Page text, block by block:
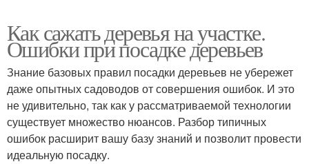
Как сажать деревья на участке.
Ошибки при посадке деревьев
Знание базовых правил посадки деревьев не убережет
даже опытных садоводов от совершения ошибок. И это
не удивительно, так как у рассматриваемой технологии
существует множество нюансов. Разбор типичных
ошибок расширит вашу базу знаний и позволит провести
идеальную посадку.